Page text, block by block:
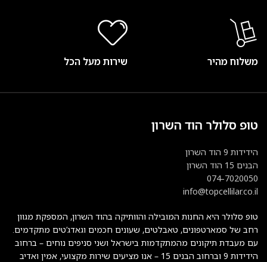
משלוח מהיר שירות מעל הכל
טופ סלולר הוד השרון
הידידות 9 הוד השרון
הבנים 15 הוד השרון
074-7020050
info@topcellilar.co.il
טופ סלולר היא החנות המובילה והוותיקה בהוד השרון, המספקת מגוון
רחב של סמארטפונים, טאבלטים, שעונים חכמים וגאדג’טים מתקדמים.
עם מעבדת תיקונים מהמתקדמות בישראל ושני סניפים נוחים – ברחוב
הידידות 9 וברחוב הבנים 15 – אנו מציעים שירות מקצועי, אמין ואדיב